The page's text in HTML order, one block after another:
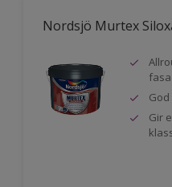
Nordsjö Murtex
Gir